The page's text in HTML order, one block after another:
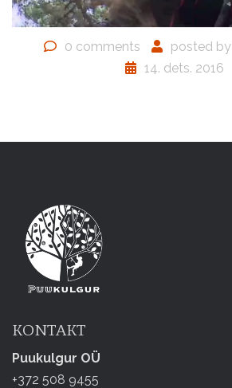
0 comments posted by
14. dets. 2016
KONTAKT
Puukulgur OÜ
+372 508 9455